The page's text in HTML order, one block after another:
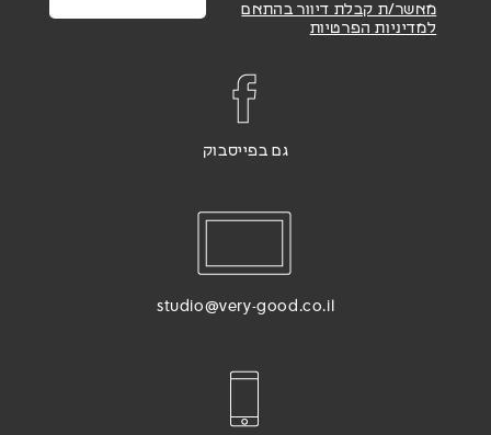
מאשר/ת קבלת דיוור בהתאם
למדיניות הפרטיות
גם בפייסבוק
studio@very-good.co.il